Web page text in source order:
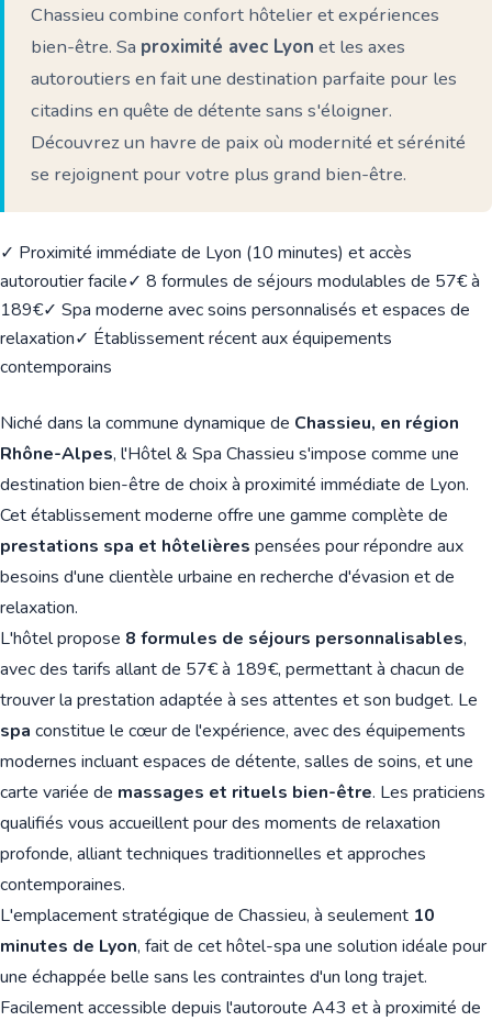
Chassieu combine confort hôtelier et expériences
bien-être. Sa proximité avec Lyon et les axes
autoroutiers en fait une destination parfaite pour les
citadins en quête de détente sans s'éloigner.
Découvrez un havre de paix où modernité et sérénité
se rejoignent pour votre plus grand bien-être.
✓ Proximité immédiate de Lyon (10 minutes) et accès
autoroutier facile✓ 8 formules de séjours modulables de 57€ à
189€✓ Spa moderne avec soins personnalisés et espaces de
relaxation✓ Établissement récent aux équipements
contemporains
Niché dans la commune dynamique de Chassieu, en région
Rhône-Alpes, l'Hôtel & Spa Chassieu s'impose comme une
destination bien-être de choix à proximité immédiate de Lyon.
Cet établissement moderne offre une gamme complète de
prestations spa et hôtelières pensées pour répondre aux
besoins d'une clientèle urbaine en recherche d'évasion et de
relaxation.
L'hôtel propose 8 formules de séjours personnalisables,
avec des tarifs allant de 57€ à 189€, permettant à chacun de
trouver la prestation adaptée à ses attentes et son budget. Le
spa constitue le cœur de l'expérience, avec des équipements
modernes incluant espaces de détente, salles de soins, et une
carte variée de massages et rituels bien-être. Les praticiens
qualifiés vous accueillent pour des moments de relaxation
profonde, alliant techniques traditionnelles et approches
contemporaines.
L'emplacement stratégique de Chassieu, à seulement 10
minutes de Lyon, fait de cet hôtel-spa une solution idéale pour
une échappée belle sans les contraintes d'un long trajet.
Facilement accessible depuis l'autoroute A43 et à proximité de